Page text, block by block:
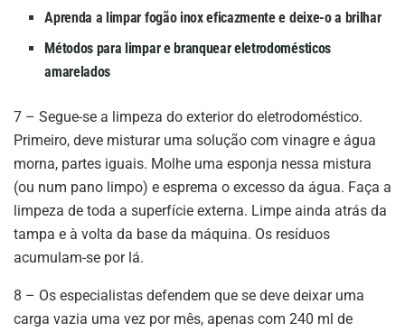
Aprenda a limpar fogão inox eficazmente e deixe-o a brilhar
Métodos para limpar e branquear eletrodomésticos
amarelados
7 – Segue-se a limpeza do exterior do eletrodoméstico.
Primeiro, deve misturar uma solução com vinagre e água
morna, partes iguais. Molhe uma esponja nessa mistura
(ou num pano limpo) e esprema o excesso da água. Faça a
limpeza de toda a superfície externa. Limpe ainda atrás da
tampa e à volta da base da máquina. Os resíduos
acumulam-se por lá.
8 – Os especialistas defendem que se deve deixar uma
carga vazia uma vez por mês, apenas com 240 ml de